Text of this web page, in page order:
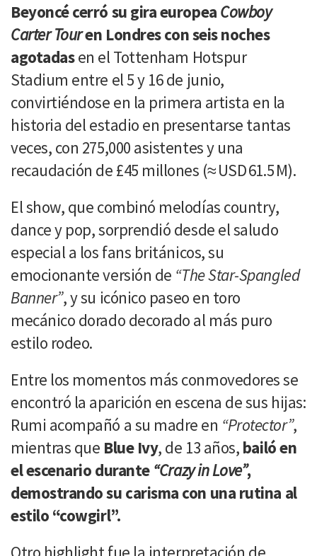
Beyoncé cerró su gira europea Cowboy
Carter Touren Londrescon seis noches
agotadasen el Tottenham Hotspur
Stadium entre el 5 y 16 de junio,
convirtiéndose en la primera artista en la
historia del estadio en presentarse tantas
veces, con 275,000 asistentes y una
recaudación de £45 millones (≈ USD 61.5 M).
El show, que combinó melodías country,
dance y pop, sorprendió desde el saludo
especial a los fans británicos, su
emocionante versión de “The Star-Spangled
Banner”, y su icónico paseo en toro
mecánico dorado decorado al más puro
estilo rodeo.
Entre los momentos más conmovedores se
encontró la aparición en escena de sus hijas:
Rumi acompañó a su madre en “Protector”,
mientras que Blue Ivy, de 13 años, bailó en
el escenario durante “Crazy in Love”,
demostrando su carisma con una rutina al
estilo “cowgirl”.